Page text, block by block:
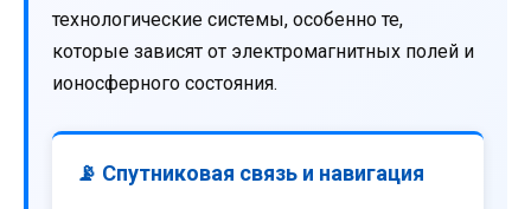
технологические системы, особенно те,
которые зависят от электромагнитных полей и
ионосферного состояния.
📡 Спутниковая связь и навигация